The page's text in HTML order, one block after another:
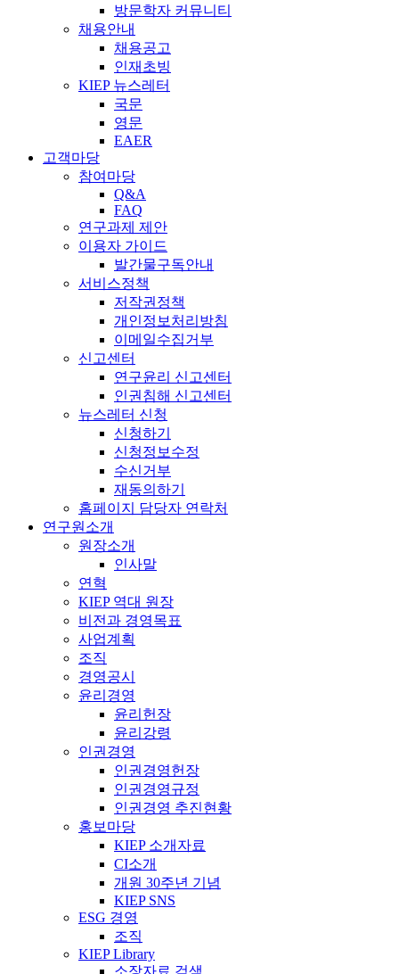
방문학자 커뮤니티
채용안내
채용공고
인재초빙
KIEP 뉴스레터
국문
영문
EAER
고객마당
참여마당
Q&A
FAQ
연구과제 제안
이용자 가이드
발간물구독안내
서비스정책
저작권정책
개인정보처리방침
이메일수집거부
신고센터
연구윤리 신고센터
인권침해 신고센터
뉴스레터 신청
신청하기
신청정보수정
수신거부
재동의하기
홈페이지 담당자 연락처
연구원소개
원장소개
인사말
연혁
KIEP 역대 원장
비전과 경영목표
사업계획
조직
경영공시
윤리경영
윤리헌장
윤리강령
인권경영
인권경영헌장
인권경영규정
인권경영 추진현황
홍보마당
KIEP 소개자료
CI소개
개원 30주년 기념
KIEP SNS
ESG 경영
조직
KIEP Library
소장자료 검색